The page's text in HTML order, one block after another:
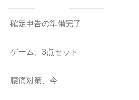
確定申告の準備完了
ゲーム、3点セット
腰痛対策、今